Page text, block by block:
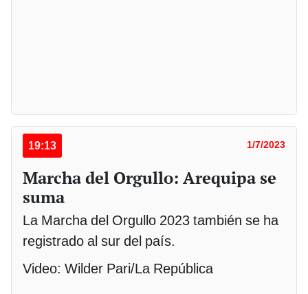
19:13 1/7/2023
Marcha del Orgullo: Arequipa se
suma
La Marcha del Orgullo 2023 también se ha
registrado al sur del país.
Video: Wilder Pari/La República